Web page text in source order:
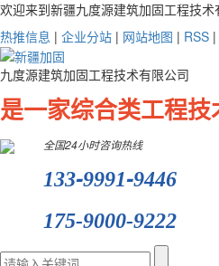
欢迎来到新疆九度源建筑加固工程技术
热推信息 | 企业分站 | 网站地图 | RSS |
九度源建筑加固工程技术有限公司
是一家综合类工程技
全国24小时咨询热线
133-9991-9446
175-9000-9222